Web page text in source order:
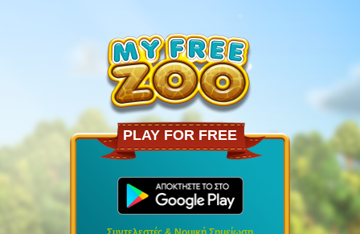
PLAY FOR FREE